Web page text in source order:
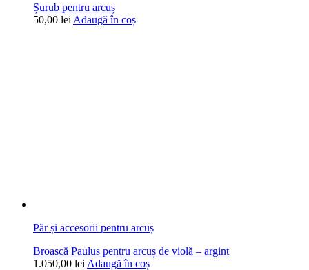
Șurub pentru arcuș
50,00 lei Adaugă în coș
Păr și accesorii pentru arcuș
Broască Paulus pentru arcuș de violă – argint
1.050,00 lei Adaugă în coș